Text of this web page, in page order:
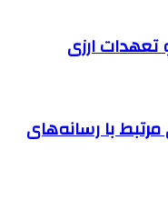
با رسانه‌های